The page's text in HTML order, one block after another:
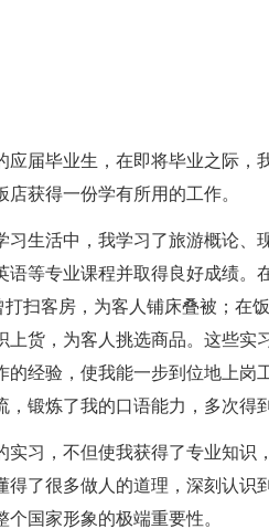
应届毕业生，在即将毕业之际，
获得一份学有所用的工作。
习生活中，我学习了旅游概论、
语等专业课程并取得良好成绩。
扫客房，为客人铺床叠被；在
上货，为客人挑选商品。这些实
的经验，使我能一步到位地上岗
锻炼了我的口语能力，多次得
实习，不但使我获得了专业知识
得了很多做人的道理，深刻认识
国家形象的极端重要性。